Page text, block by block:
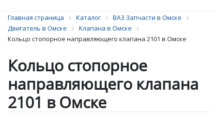
Главная страница Каталог
ВАЗ Запчасти в Омске
Двигатель в Омске
Клапана в Омске
Кольцо стопорное направляющего клапана 2101 в Омске
Кольцо стопорное
направляющего клапана
2101 в Омске